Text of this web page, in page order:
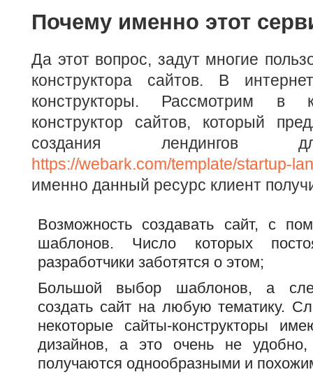
Почему именно этот
Да этот вопрос, задут многие
конструктора сайтов. В
конструкторы. Рассмотрим в
конструктор сайтов, который
создания лендингов
https://webark.com/template/startup-
именно данный ресурс клиент
Возможность создавать сайт, с
шаблонов. Число которых
разработчики заботятся о этом;
Большой выбор шаблонов, а
создать сайт на любую тематику.
некоторые сайты-конструкторы
дизайнов, а это очень не
получаются однообразными и